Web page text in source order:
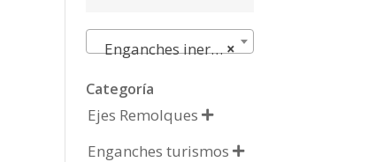
×
Enganches inercia
Categoría
Ejes Remolques 
Enganches turismos 